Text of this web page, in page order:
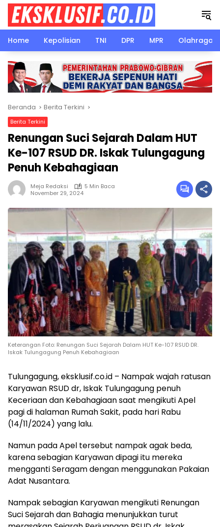
Langsung
konten
Home
Kepolisian TNI DPR MPR Olahraga
Beranda Berita Terkini
Berita Terkini
Renungan Suci Sejarah Dalam HUT
Ke-107 RSUD DR. Iskak Tulungagung
Penuh Kebahagiaan
Meja Redaksi
5 Min Baca
November 29, 2024
Keterangan Foto: Renungan Suci Sejarah Dalam HUT Ke-107 RSUD DR.
Iskak Tulungagung Penuh Kebahagiaan
Tulungagung, eksklusif.co.id – Nampak wajah ratusan
Karyawan RSUD dr, Iskak Tulungagung penuh
Keceriaan dan Kebahagiaan saat mengikuti Apel
pagi di halaman Rumah Sakit, pada hari Rabu
(14/11/2024) yang lalu.
Namun pada Apel tersebut nampak agak beda,
karena sebagian Karyawan dipagi itu mereka
mengganti Seragam dengan menggunakan Pakaian
Adat Nusantara.
Nampak sebagian Karyawan mengikuti Renungan
Suci Sejarah dan Bahagia menunjukkan turut